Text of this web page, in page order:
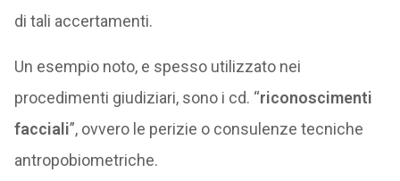
di tali accertamenti.
Un esempio noto, e spesso utilizzato nei
procedimenti giudiziari, sono i cd. “riconoscimenti
facciali”, ovvero le perizie o consulenze tecniche
antropobiometriche.